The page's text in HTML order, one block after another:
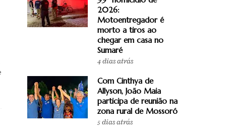
2026:
Motoentregador é
morto a tiros ao
chegar em casa no
Sumaré
4 dias atrás
Com Cinthya de
Allyson, João Maia
participa de reunião na
zona rural de Mossoró
5 dias atrás